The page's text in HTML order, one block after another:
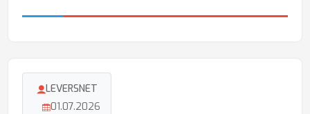
LEVERSNET
01.07.2026